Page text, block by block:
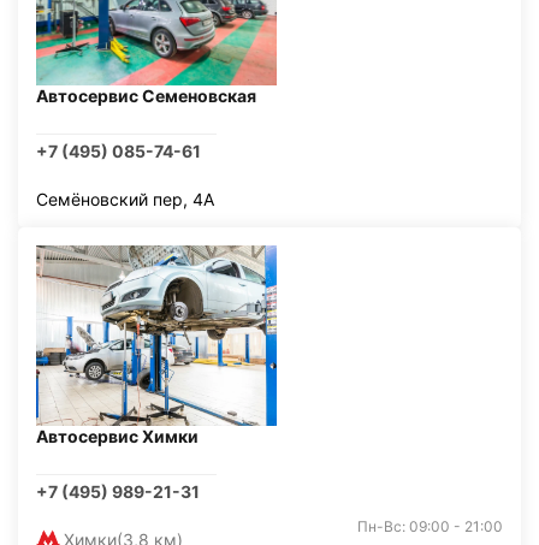
Автосервис Семеновская
+7 (495) 085-74-61
Семёновский пер, 4А
Автосервис Химки
+7 (495) 989-21-31
Химки(3,8 км)
Пн-Вс: 09:00 - 21:00